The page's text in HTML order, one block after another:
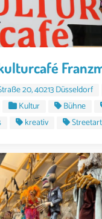
20, 40213 Düsseldorf
Kultur Bühne
kreativ Streetart